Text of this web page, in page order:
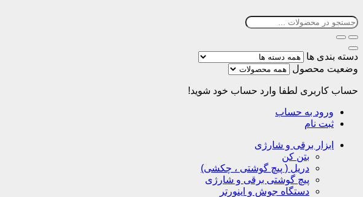
دسته بندی ها
وضعیت محصول
حساب کاربری لطفا وارد حساب خود شوید!
ورود به حساب
ثبت نام
ابزار برقی و شارژی
بتن کن
دریل ( پیچ گوشتی ، چکشی)
پیچ گوشتی برقی و شارژی
دستگاه جوش و اینورتر